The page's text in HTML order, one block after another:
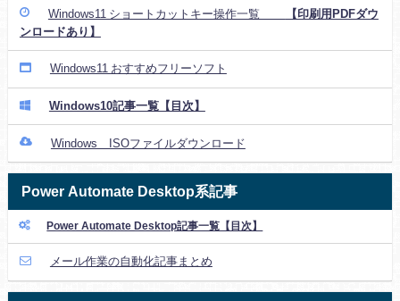
Windows11 ショートカットキー操作一覧
【印刷用PDFダウ
ンロードあり】
Windows11 おすすめフリーソフト
Windows10記事一覧【目次】
Windows ISOファイルダウンロード
Power Automate Desktop系記事
Power Automate Desktop記事一覧【目次】
メール作業の自動化記事まとめ